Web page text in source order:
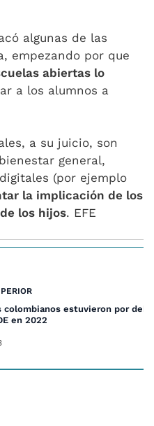
algunas de las
empezando por que
abiertas lo
a los alumnos a
a su juicio, son
general,
(por ejemplo
la implicación de los
los hijos. EFE
colombianos estuvieron por
en 2022